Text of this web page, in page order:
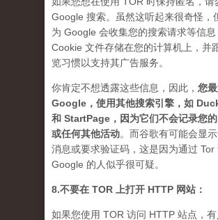
Google 搜索。虽然这听起来很奇怪，
为 Google 会收集您的搜索请求等信息
Cookie 文件存储在您的计算机上，并
览习惯以支持其广告服务。
你肯定不想透露这些信息，因此， 您
Google，使用其他搜索引擎，如
和 StartPage，因为它们不会记录您
或任何其他活动。而谷歌有可能会显
消息或要求验证码，这是因为通过 Tor
Google 的人似乎很可疑。
8.不要在 TOR 上打开 HTTP 网站：
如果您使用 TOR 访问 HTTP 站点，